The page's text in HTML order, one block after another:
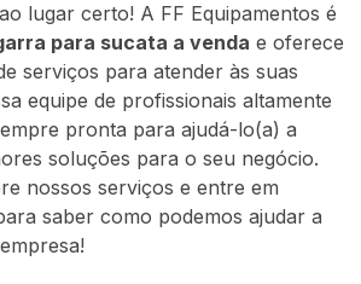
lugar certo! A FF Equipamentos é
para sucata a venda e oferece
serviços para atender às suas
equipe de profissionais altamente
pronta para ajudá-lo(a) a
soluções para o seu negócio.
nossos serviços e entre em
saber como podemos ajudar a